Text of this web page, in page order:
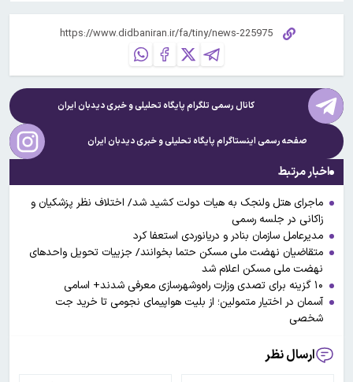
کانال رسمی تلگرام پایگاه تحلیلی و خبریدیدبان ایران
صفحه رسمی اینستاگرام پایگاه تحلیلی و خبریدیدبان ایران
اخبار مرتبط
ماجرای هتل ولنجک به هیات دولت کشید شد/ اختلاف نظر پزشکیان و
زاکانی در جلسه رسمی
مدیرعامل سازمان بنادر و دریانوردی استعفا کرد
متقاضیان نهضت ملی مسکن حتما بخوانند/ جزییات تحویل واحدهای
نهضت ملی مسکن اعلام شد
۱۰ گزینه برای تصدی وزارت راه‌وشهرسازی معرفی شدند+ اسامی
آسمان در اختیار متمولین؛ از بلیت هواپیمای نجومی تا خرید جت
شخصی
ارسال نظر